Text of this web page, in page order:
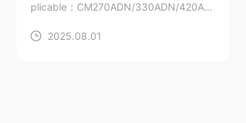
plicable：CM270ADN/330ADN/420AD
2025.08.01